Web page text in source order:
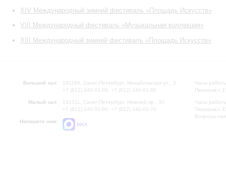
XIV Международный зимний фестиваль «Площадь Искусств»
VIII Международный фестиваль «Музыкальная коллекция»
XIII Международный зимний фестиваль «Площадь Искусств»
Большой зал:
191186, Санкт-Петербург, Михайловская ул., 2
+7 (812) 240-01-00, +7 (812) 240-01-80
Малый зал:
191011, Санкт-Петербург, Невский пр., 30
+7 (812) 240-01-00, +7 (812) 240-01-70
Напишите нам:
MAX
Часы
Перерыв с
Часы
Перерыв с
Вопросы